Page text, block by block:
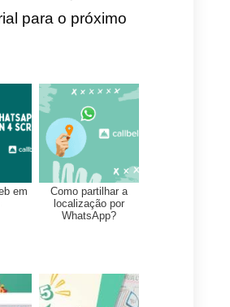
unificada, os chatbots
e uma loja ou
para o WhatsApp bem
ótima opção para